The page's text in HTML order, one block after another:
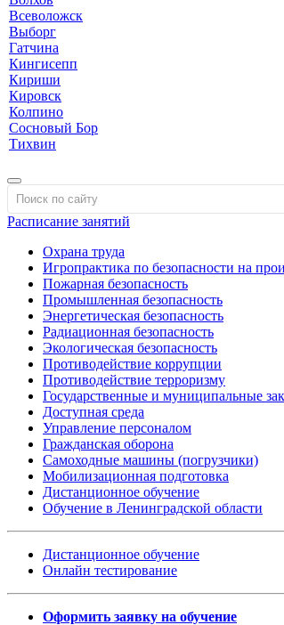
Всеволожск
Выборг
Гатчина
Кингисепп
Кириши
Кировск
Колпино
Сосновый Бор
Тихвин
Расписание занятий
Охрана труда
Игропрактика по безопасности на
Пожарная безопасность
Промышленная безопасность
Энергетическая безопасность
Радиационная безопасность
Экологическая безопасность
Противодействие коррупции
Противодействие терроризму
Государственные и муниципальные
Доступная среда
Управление персоналом
Гражданская оборона
Самоходные машины (погрузчики)
Мобилизационная подготовка
Дистанционное обучение
Обучение в Ленинградской области
Дистанционное обучение
Онлайн тестирование
Оформить заявку на обучение